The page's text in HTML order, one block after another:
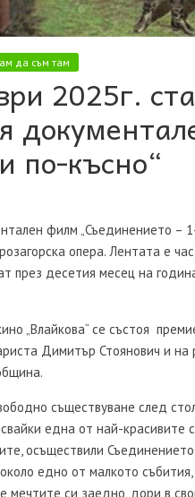
да съм там
2025г.
по-късно“
филм „Съединението –
опера. Лентата е
през десетия месец на
„Влайкова“ се състоя
Димитър Стоянович и
съществуване след
една от най-красивите
осъществили
едно от малкото
мечтите си заедно, дори в